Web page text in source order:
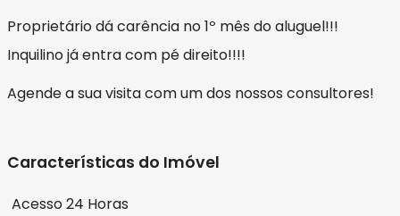
Proprietário dá carência no 1º mês do aluguel!!!
Inquilino já entra com pé direito!!!!
Agende a sua visita com um dos nossos consultores!
Características do Imóvel
Acesso 24 Horas